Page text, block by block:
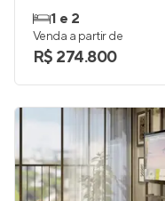
1 e 2
Venda a partir de
R$ 274.800